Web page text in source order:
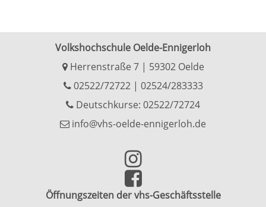
Volkshochschule Oelde-Ennigerloh
Herrenstraße 7 | 59302 Oelde
02522/72722| 02524/283333
Deutschkurse: 02522/72724
info@vhs-oelde-ennigerloh.de
Öffnungszeiten der vhs-Geschäftsstelle